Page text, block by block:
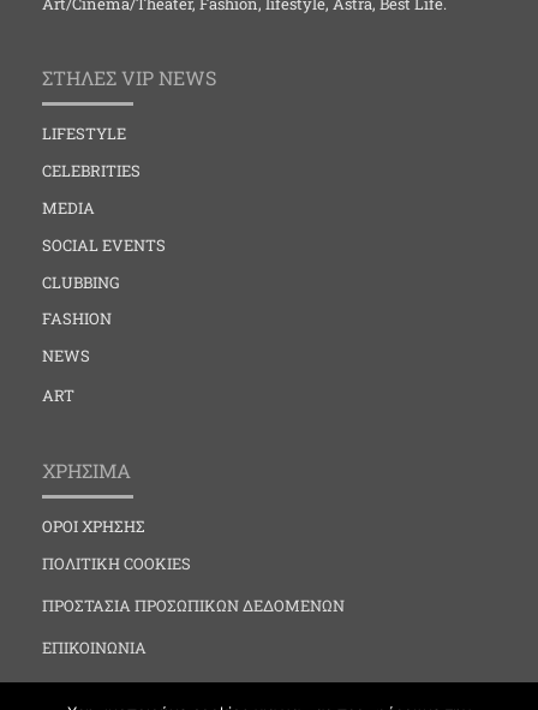
ΣΤΗΛΕΣ VIP NEWS
LIFESTYLE
CELEBRITIES
MEDIA
SOCIAL EVENTS
CLUBBING
FASHION
NEWS
ART
ΧΡΗΣΙΜΑ
ΟΡΟΙ ΧΡΗΣΗΣ
ΠΟΛΙΤΙΚΗ COOKIES
ΠΡΟΣΤΑΣΙΑ ΠΡΟΣΩΠΙΚΩΝ ΔΕΔΟΜΕΝΩΝ
ΕΠΙΚΟΙΝΩΝΙΑ